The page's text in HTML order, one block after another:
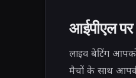
आईपीएल
लाइव बेटिंग
मैचों के साथ